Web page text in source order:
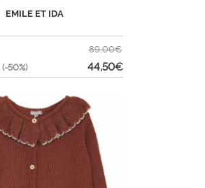
EMILE ET IDA
(-50%)
89,00€
44,50€